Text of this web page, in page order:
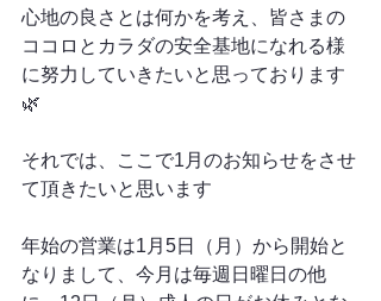
心地の良さとは何かを考え、皆さまの
ココロとカラダの安全基地になれる様
に努力していきたいと思っております
🌿
それでは、ここで1月のお知らせをさせ
て頂きたいと思います
年始の営業は1月5日（月）から開始と
なりまして、今月は毎週日曜日の他